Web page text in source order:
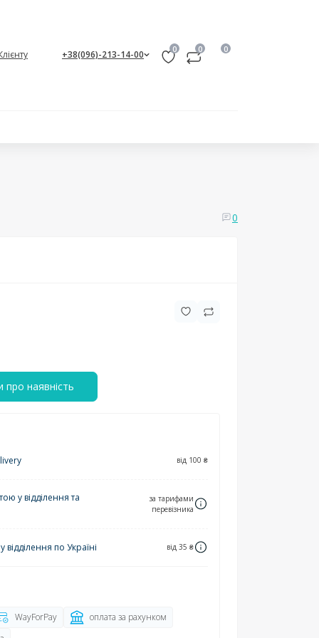
+38(096)-213-14-00 0 0 0
0
про наявність
від 100 ₴
у відділення та
за тарифами
перевізника
по Україні від 35 ₴
WayForPay
оплата за рахунком